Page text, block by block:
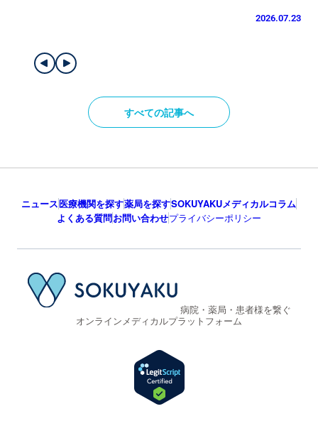
2026.07.23
すべての記事へ
ニュース医療機関を探す薬局を探すSOKUYAKUメディカルコラム
よくある質問お問い合わせプライバシーポリシー
病院・薬局・患者様を繋ぐ
オンラインメディカルプラットフォーム